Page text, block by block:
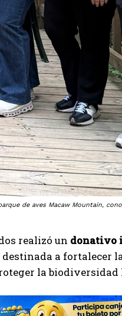
de aves Macaw Mountain,
realizó un donativo
a fortalecer
la biodiversidad